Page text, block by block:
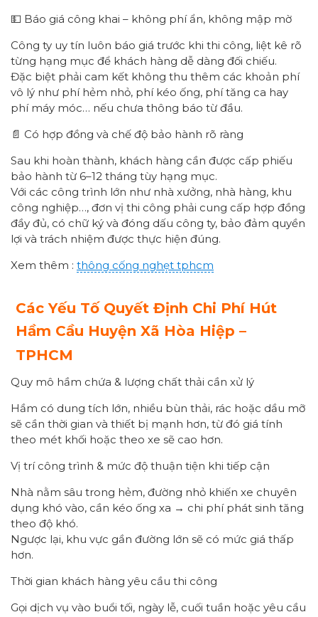
💵 Báo giá công khai – không phí ẩn, không mập mờ
Công ty uy tín luôn báo giá trước khi thi công, liệt kê rõ
từng hạng mục để khách hàng dễ dàng đối chiếu.
Đặc biệt phải cam kết không thu thêm các khoản phí
vô lý như phí hẻm nhỏ, phí kéo ống, phí tăng ca hay
phí máy móc… nếu chưa thông báo từ đầu.
📄 Có hợp đồng và chế độ bảo hành rõ ràng
Sau khi hoàn thành, khách hàng cần được cấp phiếu
bảo hành từ 6–12 tháng tùy hạng mục.
Với các công trình lớn như nhà xưởng, nhà hàng, khu
công nghiệp…, đơn vị thi công phải cung cấp hợp đồng
đầy đủ, có chữ ký và đóng dấu công ty, bảo đảm quyền
lợi và trách nhiệm được thực hiện đúng.
Xem thêm : thông cống nghẹt tphcm
Các Yếu Tố Quyết Định Chi Phí Hút
Hầm Cầu Huyện Xã Hòa Hiệp –
TPHCM
Quy mô hầm chứa & lượng chất thải cần xử lý
Hầm có dung tích lớn, nhiều bùn thải, rác hoặc dầu mỡ
sẽ cần thời gian và thiết bị mạnh hơn, từ đó giá tính
theo mét khối hoặc theo xe sẽ cao hơn.
Vị trí công trình & mức độ thuận tiện khi tiếp cận
Nhà nằm sâu trong hẻm, đường nhỏ khiến xe chuyên
dụng khó vào, cần kéo ống xa → chi phí phát sinh tăng
theo độ khó.
Ngược lại, khu vực gần đường lớn sẽ có mức giá thấp
hơn.
Thời gian khách hàng yêu cầu thi công
Gọi dịch vụ vào buổi tối, ngày lễ, cuối tuần hoặc yêu cầu